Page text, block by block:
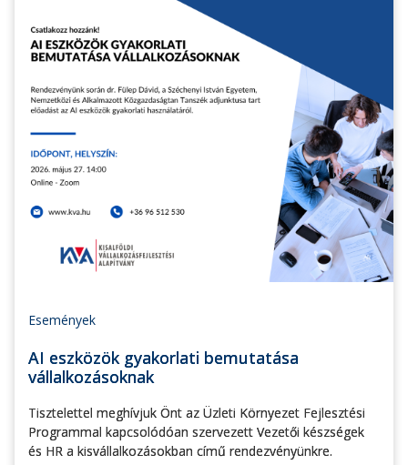
Események
AI eszközök gyakorlati bemutatása
vállalkozásoknak
Tisztelettel meghívjuk Önt az Üzleti Környezet Fejlesztési
Programmal kapcsolódóan szervezett Vezetői készségek
és HR a kisvállalkozásokban című rendezvényünkre.